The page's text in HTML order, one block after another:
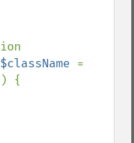
$className
) {